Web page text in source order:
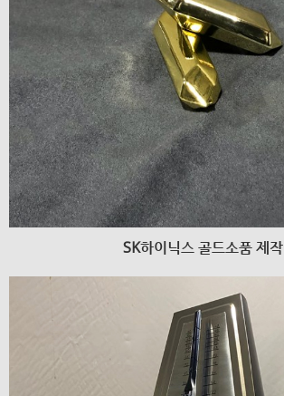
SK하이닉스 골드소품 제작